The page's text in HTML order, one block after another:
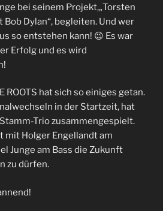
bei seinem Projekt,„Torsten
Dylan“, begleiten. Und wer
so entstehen kann! 😉 Es war
Erfolg und es wird
ROOTS hat sich so einiges getan.
in der Startzeit, hat
Trio zusammengespielt.
mit Holger Engellandt am
Junge am Bass die Zukunft
zu dürfen.